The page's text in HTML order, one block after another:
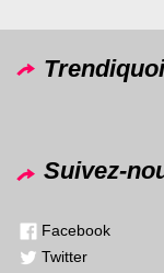
Suivez-
Facebook
Twitter